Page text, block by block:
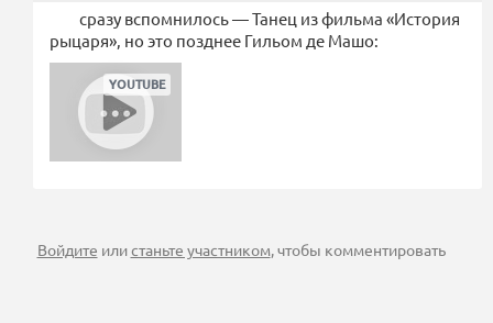
сразу вспомнилось — Танец из фильма «История
рыцаря», но это позднее Гильом де Машо:
Войдите илистаньте участником, чтобы комментировать